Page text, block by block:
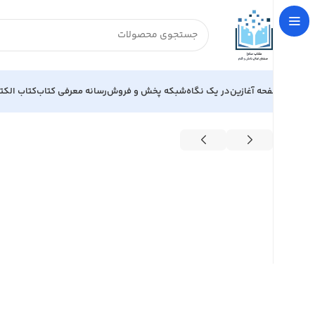
صفحه آغازیندر یک نگاهشبکه پخش و فروشرسانه معرفی کتابکتاب